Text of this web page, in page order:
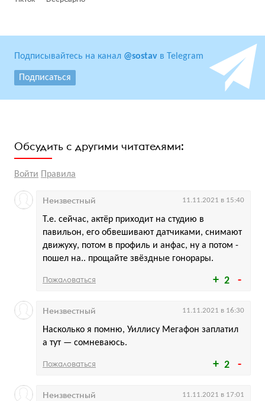
Подписывайтесь на канал @sostav в Telegram
Подписаться
Обсудить с другими читателями:
Войти Правила
2
Т.е. сейчас, актёр приходит на студию в
павильон, его обвешивают датчиками, снимают
движуху, потом в профиль и анфас, ну а потом -
пошел на.. прощайте звёздные гонорары.
Неизвестный 11.11.2021 в 15:40
Пожаловаться
2
Насколько я помню, Уиллису Мегафон заплатил
а тут — сомневаюсь.
Неизвестный 11.11.2021 в 16:30
Пожаловаться
Неизвестный 11.11.2021 в 17:01